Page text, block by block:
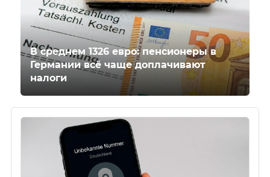
В среднем 1326 евро: пенсионеры в
Германии всё чаще доплачивают
налоги